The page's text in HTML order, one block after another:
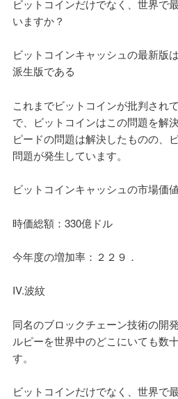
ビットコインだけでなく、世界で
いますか？
ビットコインキャッシュの最新版
派生版である
これまでビットコインが批判され
で、ビットコインはこの問題を解
ピードの問題は解決したものの、
問題が発生しています。
ビットコインキャッシュの市場価値
時価総額：330億ドル
今年度の増加率：２２９．
IV.波紋
同名のブロックチェーン技術の開
ルピーを世界中のどこにいても数
す。
ビットコインだけでなく、世界で